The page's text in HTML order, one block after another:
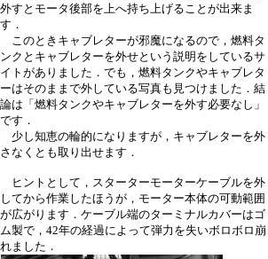
外すとモータ後部を上へ持ち上げることが出来ま
す．
このときキャブレターが邪魔になるので，燃料タ
ンクとキャブレターを外せという説明をしているサ
イトがありました．でも，燃料タンクやキャブレタ
ーはそのままで外している写真も見つけました．結
論は「燃料タンクやキャブレターを外す必要なし」
です．
少し知恵の輪的になりますが，キャブレターを外
さなくとも取り出せます．
ヒントとして，スターターモーターケーブルを外
してから作業したほうが，モーター本体の可動範囲
が広がります．ケーブル端のターミナルカバーはゴ
ム製で，42年の経過によって弾力を失いボロボロ崩
れました．